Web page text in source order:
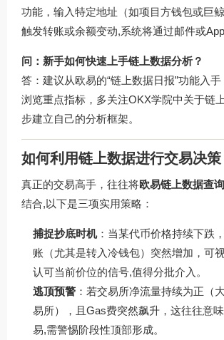
功能，输入特定地址（如项目方钱包或巨
触发转账或余额变动,系统将通过邮件或App
问：新手如何快速上手链上数据分析？
答：建议从欧易的“链上数据日报”功能入
浏览重点指标，多关注OKX学院中关于链
步建立自己的分析框架。
如何利用链上数据进行交易决策
真正的交易高手，往往将欧易链上数据查询
结合,以下是三项实用策略：
捕捉抄底时机：当某代币价格持续下跌
账（尤其是转入冷钱包）突然增加，可
认可当前价位的信号,值得分批介入。
逃顶预警 ：若交易所净流量持续为正（
易所），且Gas费突然飙升，这往往意
易,需警惕阶段性顶部形成。